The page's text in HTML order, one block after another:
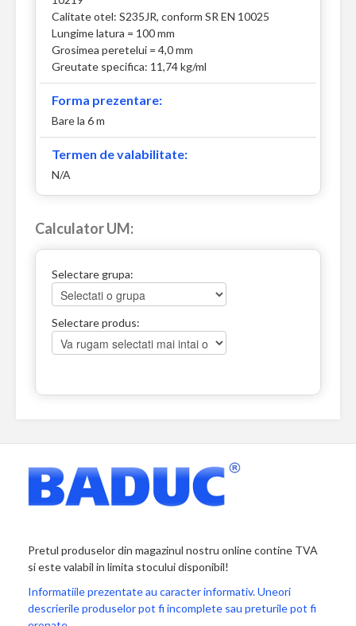
Calitate otel: S235JR, conform SR EN 10025
Lungime latura = 100 mm
Grosimea peretelui = 4,0 mm
Greutate specifica: 11,74 kg/ml
Forma prezentare:
Bare la 6 m
Termen de valabilitate:
N/A
Calculator UM:
Selectare grupa:
Selectare produs:
Pretul produselor din magazinul nostru online contine TVA
si este valabil in limita stocului disponibil!
Informatiile prezentate au caracter informativ. Uneori
descrierile produselor pot fi incomplete sau preturile pot fi